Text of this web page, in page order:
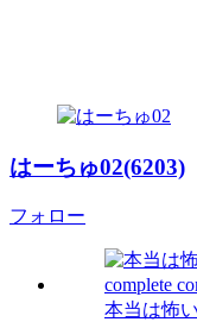
はーちゅ02(6203)
フォロー
本当は怖